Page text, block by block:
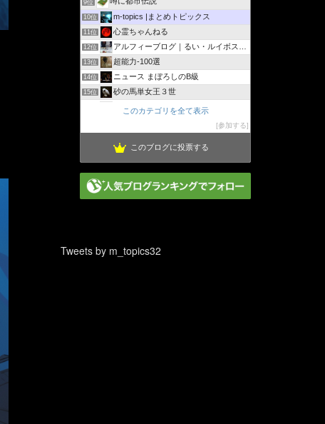
9位
10位 m-topics |まとめトピックス
11位 心霊ちゃんねる
12位 アルフィーブログ｜るい・ルイボスティー
13位 超能力-100選
14位 ニュース まぼろしのB級
15位 砂の馬単女王３世
孤島の奇譚
このカテゴリを全て表示
参加する
このブログに投票する
Tweets by m_topics32